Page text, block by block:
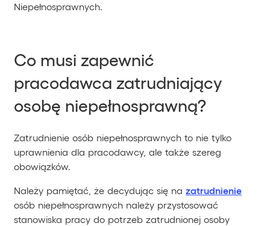
Niepełnosprawnych.
Co musi zapewnić
pracodawca zatrudniający
osobę niepełnosprawną?
Zatrudnienie osób niepełnosprawnych to nie tylko
uprawnienia dla pracodawcy, ale także szereg
obowiązków.
Należy pamiętać, że decydując się nazatrudnienie
osób niepełnosprawnych należy przystosować
stanowiska pracy do potrzeb zatrudnionej osoby